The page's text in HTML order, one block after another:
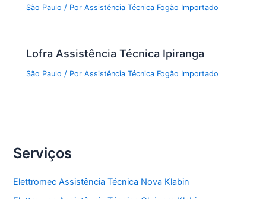
São Paulo / PorAssistência Técnica Fogão Importado
Lofra Assistência Técnica Ipiranga
São Paulo / PorAssistência Técnica Fogão Importado
Serviços
Elettromec Assistência Técnica Nova Klabin